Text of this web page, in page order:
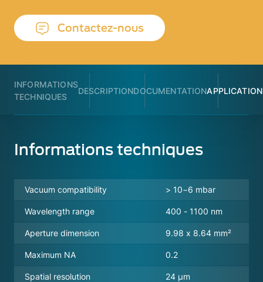
Contactez-nous
INFORMATIONS
TECHNIQUES
DESCRIPTIONDOCUMENTATION
Informations techniques
Vacuum compatibility > 10−6 mbar
Wavelength range 400 - 1100 nm
Aperture dimension 9.98 x 8.64 mm²
Maximum NA 0.2
Spatial resolution 24 µm